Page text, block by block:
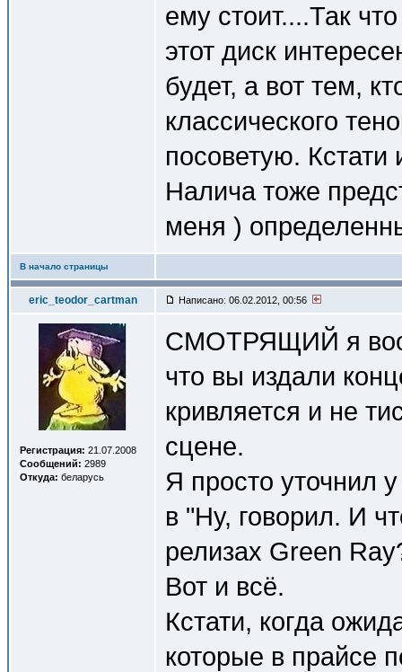
ему стоит....Так
этот диск
будет, а вот тем,
классического
посоветую. Кстати
Налича тоже
меня )
В начало страницы
eric_teodor_cartman Написано: 06.02.2012, 00:56
Регистрация: 21.07.2008
Сообщений: 2989
Откуда: беларусь
СМОТРЯЩИЙ я
что вы издали
кривляется и не
сцене.
Я просто уточнил
в "Ну, говорил. И
релизах Green
Вот и всё.
Кстати, когда
которые в прайсе